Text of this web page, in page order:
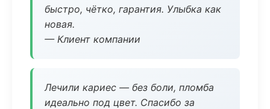
быстро, чётко, гарантия. Улыбка как
новая.
— Клиент компании
Лечили кариес — без боли, пломба
идеально под цвет. Спасибо за